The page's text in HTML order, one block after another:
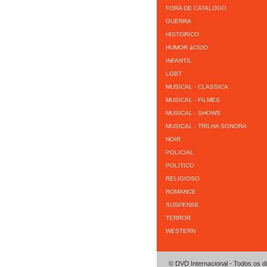
FORA DE CATALOGO
GUERRA
HISTORICO
HUMOR áCIDO
INFANTIL
LGBT
MUSICAL - CLASSICA
MUSICAL - FILMES
MUSICAL - SHOWS
MUSICAL - TRILHA SONORA
NOIR
POLICIAL
POLITICO
RELIGIOSO
ROMANCE
SUSPENSE
TERROR
WESTERN
© DVD Internacional - Todos os